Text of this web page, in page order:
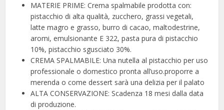
MATERIE PRIME: Crema spalmabile prodotta con:
pistacchio di alta qualità, zucchero, grassi vegetali,
latte magro e grasso, burro di cacao, maltodestrine,
aromi, emulsionante E 322, pasta pura di pistacchio
10%, pistacchio sgusciato 30%.
CREMA SPALMABILE: Una nutella al pistacchio per uso
professionale o domestico pronta all’uso.proporre a
merenda o come dessert sarà una delizia per il palato
ALTA CONSERVAZIONE: Scadenza 18 mesi dalla data
di produzione.